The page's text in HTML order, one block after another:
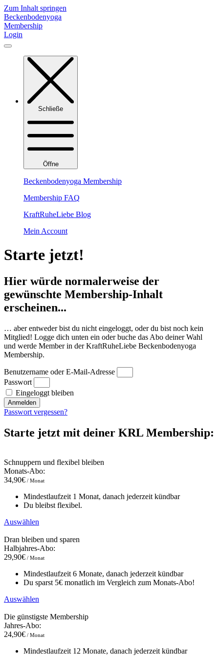
Zum Inhalt springen
Beckenbodenyoga
Membership
Login
Schließe
Öffne
Beckenbodenyoga Membership
Membership FAQ
KraftRuheLiebe Blog
Mein Account
Starte jetzt!
Hier würde normalerweise der
gewünschte Membership-Inhalt
erscheinen...
… aber entweder bist du nicht eingeloggt, oder du bist noch kein
Mitglied! Logge dich unten ein oder buche das Abo deiner Wahl
und werde Member in der KraftRuheLiebe Beckenbodenyoga
Membership.
Benutzername oder E-Mail-Adresse
Passwort
Eingeloggt bleiben
Anmelden
Passwort vergessen?
Starte jetzt mit deiner KRL Membership:
Schnuppern und flexibel bleiben
Monats-Abo:
34,90€ / Monat
Mindestlaufzeit 1 Monat, danach jederzeit kündbar
Du bleibst flexibel.
Auswählen
Dran bleiben und sparen
Halbjahres-Abo:
29,90€ / Monat
Mindestlaufzeit 6 Monate, danach jederzeit kündbar
Du sparst 5€ monatlich im Vergleich zum Monats-Abo!
Auswählen
Die günstigste Membership
Jahres-Abo:
24,90€ / Monat
Mindestlaufzeit 12 Monate, danach jederzeit kündbar